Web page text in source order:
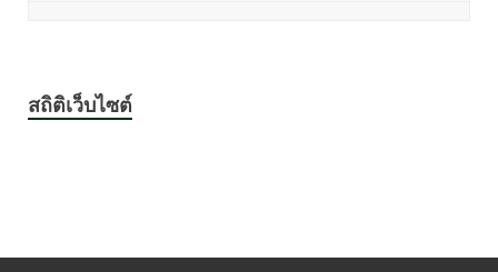
สถิติเว็บไซต์